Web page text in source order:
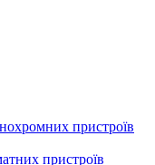
пристроїв
пристроїв